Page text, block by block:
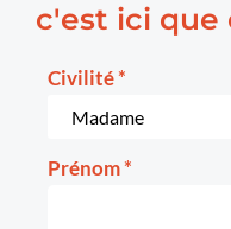
c'est ici que
Civilité*
Prénom*